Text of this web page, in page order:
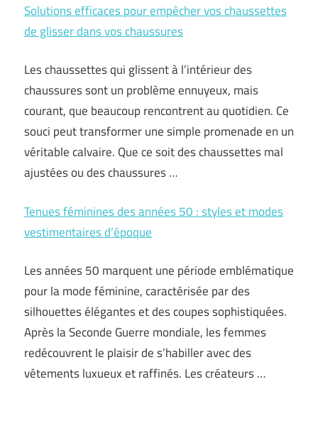
Solutions efficaces pour empêcher vos chaussettes
de glisser dans vos chaussures
Les chaussettes qui glissent à l’intérieur des
chaussures sont un problème ennuyeux, mais
courant, que beaucoup rencontrent au quotidien. Ce
souci peut transformer une simple promenade en un
véritable calvaire. Que ce soit des chaussettes mal
ajustées ou des chaussures …
Tenues féminines des années 50 : styles et modes
vestimentaires d’époque
Les années 50 marquent une période emblématique
pour la mode féminine, caractérisée par des
silhouettes élégantes et des coupes sophistiquées.
Après la Seconde Guerre mondiale, les femmes
redécouvrent le plaisir de s’habiller avec des
vêtements luxueux et raffinés. Les créateurs …